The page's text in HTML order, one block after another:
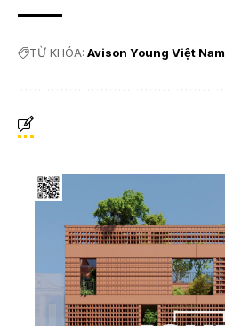
TỪ KHÓA: Avison Young Việt Nam